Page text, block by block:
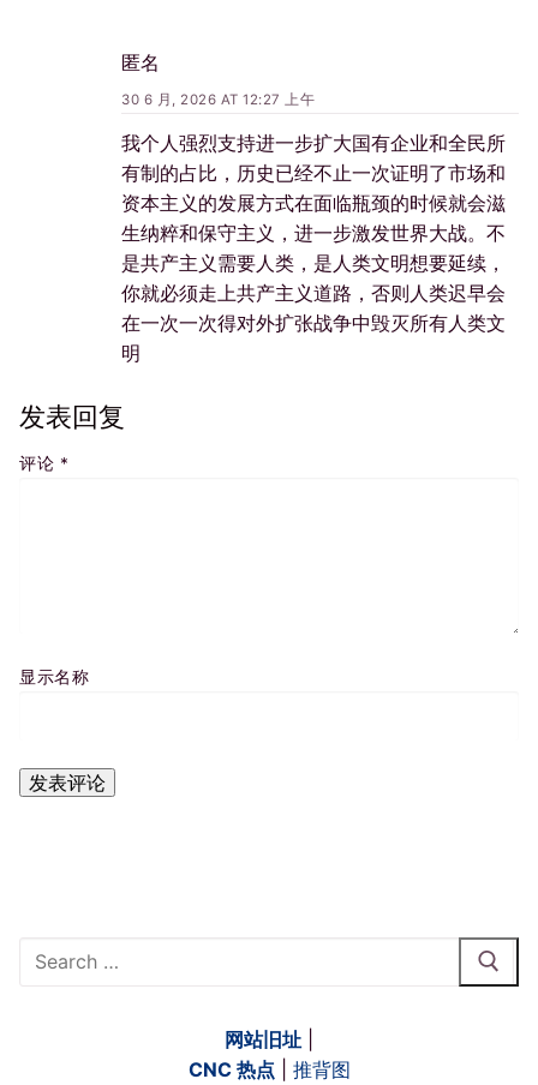
匿名
30 6 月, 2026 AT 12:27 上午
我个人强烈支持进一步扩大国有企业和全民所
有制的占比，历史已经不止一次证明了市场和
资本主义的发展方式在面临瓶颈的时候就会滋
生纳粹和保守主义，进一步激发世界大战。不
是共产主义需要人类，是人类文明想要延续，
你就必须走上共产主义道路，否则人类迟早会
在一次一次得对外扩张战争中毁灭所有人类文
明
发表回复
评论 *
显示名称
Search
网站旧址
CNC 热点
推背图